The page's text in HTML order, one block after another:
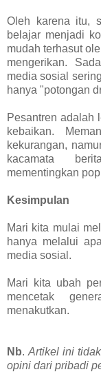
Oleh karena itu,
belajar menjadi
mudah terhasut
mengerikan.
media sosial
hanya "potongan
Pesantren adalah
kebaikan.
kekurangan,
kacamata
mementingkan
Kesimpulan
Mari kita mulai
hanya melalui
media sosial.
Mari kita ubah
mencetak
menakutkan.
Nb.Artikel ini
opini dari pribadi